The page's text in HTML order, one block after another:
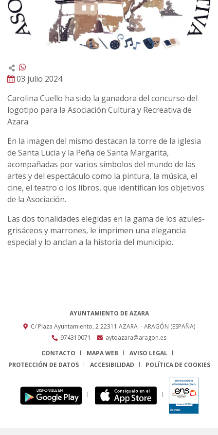
03 julio 2024
Carolina Cuello ha sido la ganadora del concurso del
logotipo para la Asociación Cultura y Recreativa de
Azara.
En la imagen del mismo destacan la torre de la iglesia
de Santa Lucía y la Peña de Santa Margarita,
acompañadas por varios símbolos del mundo de las
artes y del espectáculo como la pintura, la música, el
cine, el teatro o los libros, que identifican los objetivos
de la Asociación.
Las dos tonalidades elegidas en la gama de los azules-
grisáceos y marrones, le imprimen una elegancia
especial y lo anclan a la historia del municipio.
AYUNTAMIENTO DE AZARA
C/ Plaza Ayuntamiento, 222311 AZARA - ARAGÓN (ESPAÑA)
974319071
aytoazara@aragon.es
CONTACTO
MAPA WEB
AVISO LEGAL
PROTECCIÓN DE DATOS
ACCESIBILIDAD POLÍTICA DE COOKIES